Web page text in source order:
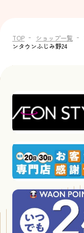
TOP ショップ一覧
ンタウンふじみ野24